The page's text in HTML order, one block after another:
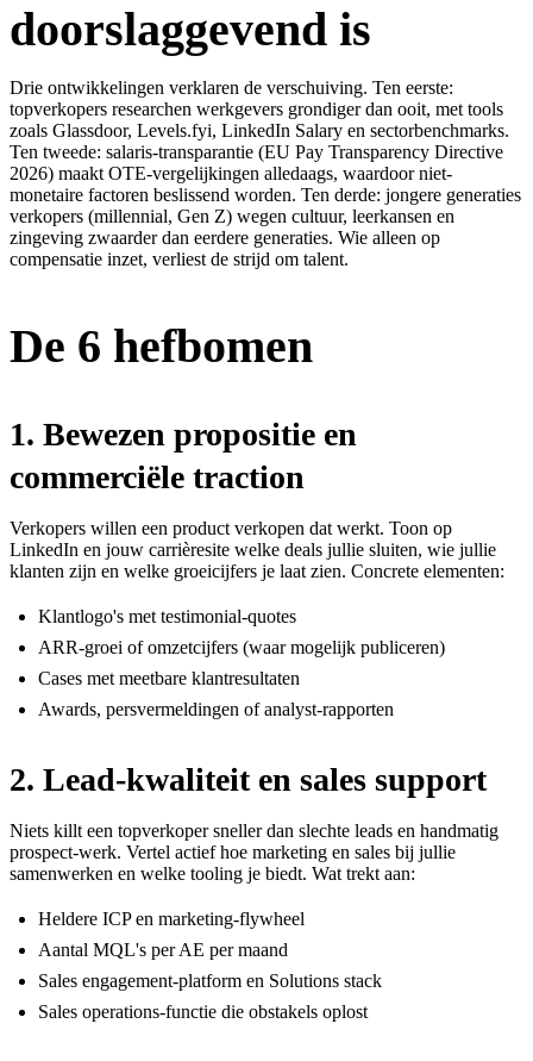
doorslaggevend is
Drie ontwikkelingen verklaren de verschuiving. Ten eerste:
topverkopers researchen werkgevers grondiger dan ooit, met tools
zoals Glassdoor, Levels.fyi, LinkedIn Salary en sectorbenchmarks.
Ten tweede: salaris-transparantie (EU Pay Transparency Directive
2026) maakt OTE-vergelijkingen alledaags, waardoor niet-
monetaire factoren beslissend worden. Ten derde: jongere generaties
verkopers (millennial, Gen Z) wegen cultuur, leerkansen en
zingeving zwaarder dan eerdere generaties. Wie alleen op
compensatie inzet, verliest de strijd om talent.
De 6 hefbomen
1. Bewezen propositie en
commerciële traction
Verkopers willen een product verkopen dat werkt. Toon op
LinkedIn en jouw carrièresite welke deals jullie sluiten, wie jullie
klanten zijn en welke groeicijfers je laat zien. Concrete elementen:
Klantlogo's met testimonial-quotes
ARR-groei of omzetcijfers (waar mogelijk publiceren)
Cases met meetbare klantresultaten
Awards, persvermeldingen of analyst-rapporten
2. Lead-kwaliteit en sales support
Niets killt een topverkoper sneller dan slechte leads en handmatig
prospect-werk. Vertel actief hoe marketing en sales bij jullie
samenwerken en welke tooling je biedt. Wat trekt aan:
Heldere ICP en marketing-flywheel
Aantal MQL's per AE per maand
Sales engagement-platform en Solutions stack
Sales operations-functie die obstakels oplost